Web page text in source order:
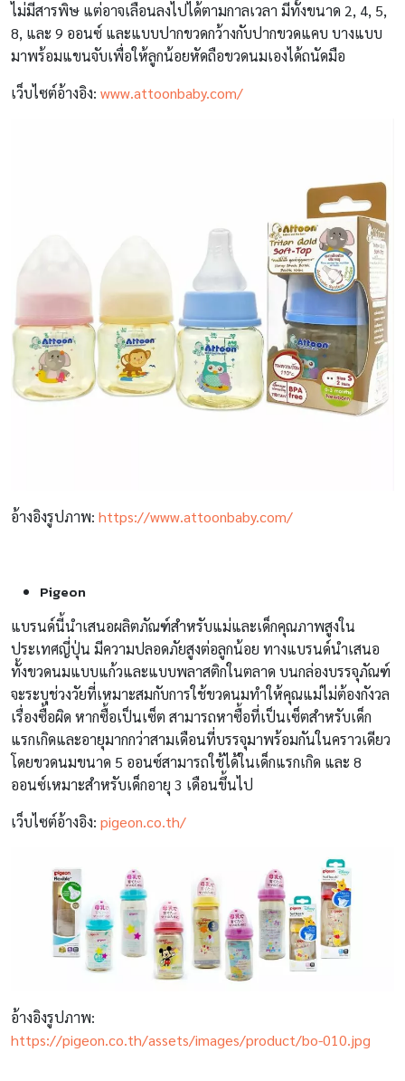
ไม่มีสารพิษ แต่อาจเลือนลงไปได้ตามกาลเวลา มีทั้งขนาด 2, 4, 5,
8, และ 9 ออนซ์ และแบบปากขวดกว้างกับปากขวดแคบ บางแบบ
มาพร้อมแขนจับเพื่อให้ลูกน้อยหัดถือขวดนมเองได้ถนัดมือ
เว็บไซต์อ้างอิง: www.attoonbaby.com/
อ้างอิงรูปภาพ: https://www.attoonbaby.com/
Pigeon
แบรนด์นี้นำเสนอผลิตภัณฑ์สำหรับแม่และเด็กคุณภาพสูงใน
ประเทศญี่ปุ่น มีความปลอดภัยสูงต่อลูกน้อย ทางแบรนด์นำเสนอ
ทั้งขวดนมแบบแก้วและแบบพลาสติกในตลาด บนกล่องบรรจุภัณฑ์
จะระบุช่วงวัยที่เหมาะสมกับการใช้ขวดนมทำให้คุณแม่ไม่ต้องกังวล
เรื่องซื้อผิด หากซื้อเป็นเซ็ต สามารถหาซื้อที่เป็นเซ็ตสำหรับเด็ก
แรกเกิดและอายุมากกว่าสามเดือนที่บรรจุมาพร้อมกันในคราวเดียว
โดยขวดนมขนาด 5 ออนซ์สามารถใช้ได้ในเด็กแรกเกิด และ 8
ออนซ์เหมาะสำหรับเด็กอายุ 3 เดือนขึ้นไป
เว็บไซต์อ้างอิง: pigeon.co.th/
อ้างอิงรูปภาพ:
https://pigeon.co.th/assets/images/product/bo-010.jpg